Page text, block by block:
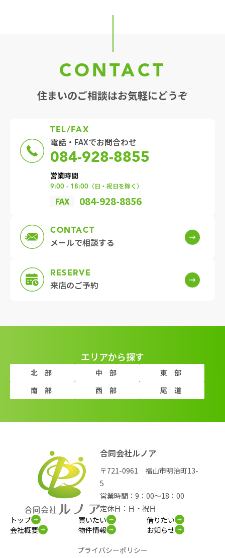
CONTACT
住まいのご相談はお気軽にどうぞ
TEL/FAX
電話・FAXでお問合わせ
084-928-8855
営業時間
9:00 - 18:00 （日・祝日を除く）
FAX 084-928-8856
CONTACT
メールで相談する
RESERVE
来店のご予約
エリアから探す
北部 中部
東部
南部
西部 尾道
合同会社ルノア
〒721-0961 福山市明治町13-
5
営業時間：9：00～18：00
定休日：日・祝日
トップ
買いたい
借りたい
会社概要
物件情報
お知らせ
プライバシーポリシー